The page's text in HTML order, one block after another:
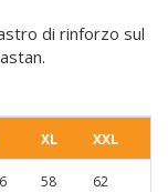
di rinforzo sul
XL XXL
58 62